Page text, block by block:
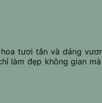
tươi tắn và dáng
làm đẹp không gian